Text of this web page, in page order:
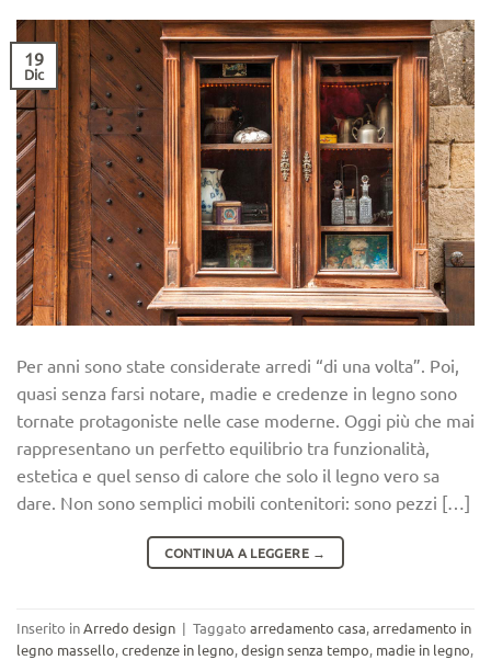
19
Dic
Per anni sono state considerate arredi “di una volta”. Poi,
quasi senza farsi notare, madie e credenze in legno sono
tornate protagoniste nelle case moderne. Oggi più che mai
rappresentano un perfetto equilibrio tra funzionalità,
estetica e quel senso di calore che solo il legno vero sa
dare. Non sono semplici mobili contenitori: sono pezzi […]
CONTINUA A LEGGERE →
Inserito inArredo design | Taggato arredamento casa,arredamento in
legno massello,credenze in legno,design senza tempo, madie in legno,